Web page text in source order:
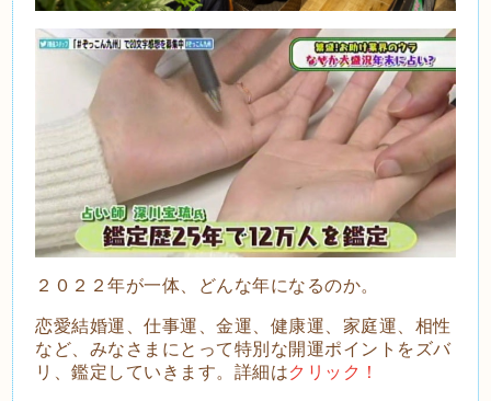
２０２２年が一体、どんな年になるのか。
恋愛結婚運、仕事運、金運、健康運、家庭運、相性
など、みなさまにとって特別な開運ポイントをズバ
リ、鑑定していきます。詳細はクリック！